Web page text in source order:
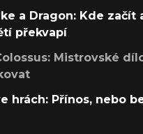
a Dragon: Kde začít
překvapí
Mistrovské
hrách: Přínos, nebo